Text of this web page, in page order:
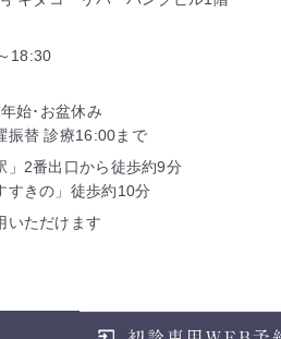
18:30
始･お盆休み
振替 診療16:00まで
」2番出口から徒歩約9分
すきの」徒歩約10分
いただけます